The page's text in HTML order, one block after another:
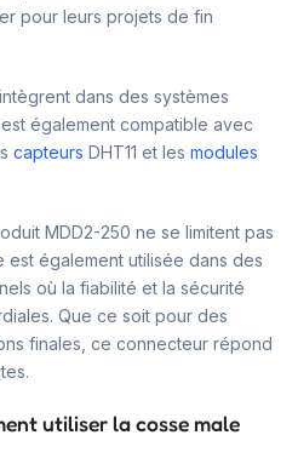
pour leurs projets de fin
dans des systèmes
également compatible avec
capteurs DHT11 et les modules
MDD2-250 ne se limitent pas
est également utilisée dans des
où la fiabilité et la sécurité
Que ce soit pour des
finales, ce connecteur répond
utiliser la cosse male